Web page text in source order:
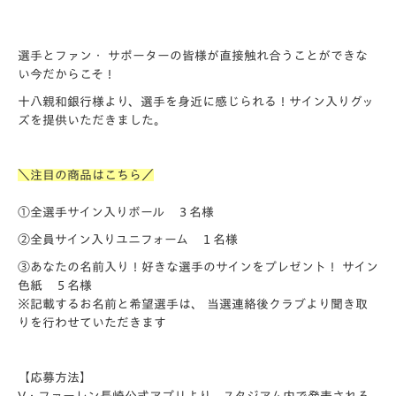
選手とファン・ サポーターの皆様が直接触れ合うことができな
い今だからこそ！
十八親和銀行様より、選手を身近に感じられる！サイン入りグッ
ズを提供いただきました。
＼注目の商品はこちら／
①全選手サイン入りボール ３名様
②全員サイン入りユニフォーム １名様
③あなたの名前入り！好きな選手のサインをプレゼント！ サイン
色紙 ５名様
※記載するお名前と希望選手は、 当選連絡後クラブより聞き取
りを行わせていただきます
【応募方法】